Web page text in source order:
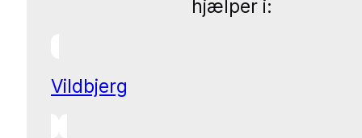
hjælper i:
Vildbjerg